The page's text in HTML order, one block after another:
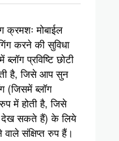
क्रमशः मोबाईल
करने की सुविधा
प्रविष्टि छोटी
है, जिसे आप सुन
(जिसमें ब्लॉग
रुप में होती है, जिसे
देख सकते हैं) के लिये
वाले संक्षिप्त रुप हैं।